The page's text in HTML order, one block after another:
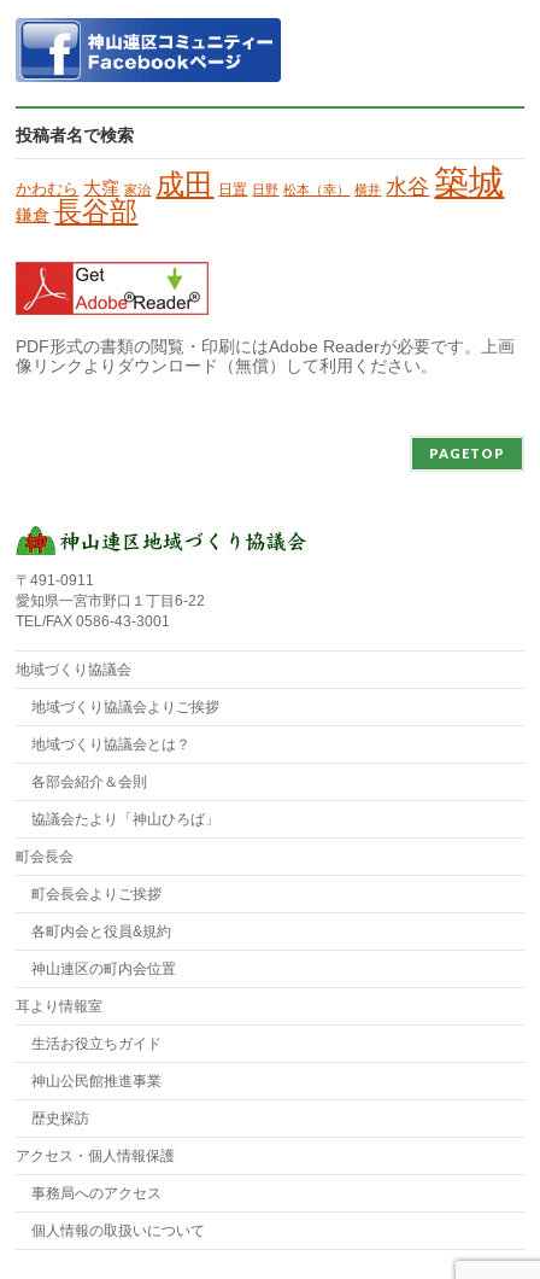
投稿者名で検索
かわむら 大窪 家治 成田 日置 日野 松本（幸） 横井 水谷 築城
鎌倉 長谷部
PDF形式の書類の閲覧・印刷にはAdobe Readerが必要です。上画
像リンクよりダウンロード（無償）して利用ください。
PAGETOP
〒491-0911
愛知県一宮市野口１丁目6-22
TEL/FAX 0586-43-3001
地域づくり協議会
地域づくり協議会よりご挨拶
地域づくり協議会とは？
各部会紹介＆会則
協議会たより「神山ひろば」
町会長会
町会長会よりご挨拶
各町内会と役員&規約
神山連区の町内会位置
耳より情報室
生活お役立ちガイド
神山公民館推進事業
歴史探訪
アクセス・個人情報保護
事務局へのアクセス
個人情報の取扱いについて